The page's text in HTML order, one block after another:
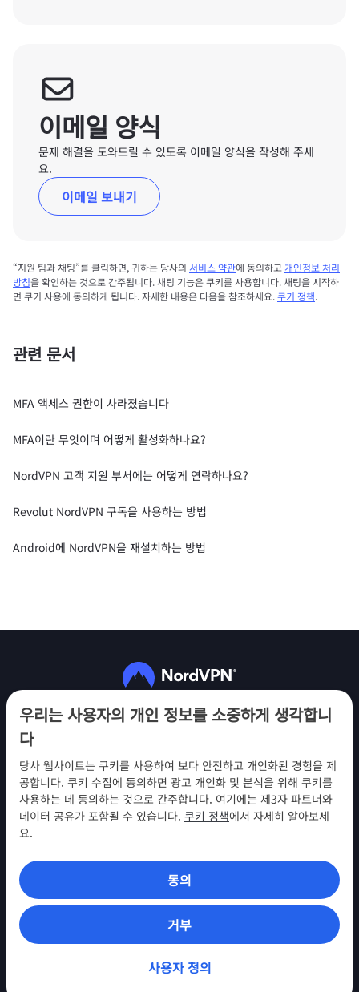
우리는 사용자의 개인 정보를 소중하게 생각합니
다
당사 웹사이트는 쿠키를 사용하여 보다 안전하고 개인화된 경험을 제
공합니다. 쿠키 수집에 동의하면 광고 개인화 및 분석을 위해 쿠키를
사용하는 데 동의하는 것으로 간주합니다. 여기에는 제3자 파트너와
데이터 공유가 포함될 수 있습니다. 쿠키 정책에서 자세히 알아보세
요.
동의
거부
사용자 정의
이메일 양식
문제 해결을 도와드릴 수 있도록 이메일 양식을 작성해 주세
요.
이메일 보내기
“지원 팀과 채팅”를 클릭하면, 귀하는 당사의 서비스 약관에 동의하고 개인정보 처리
방침을 확인하는 것으로 간주됩니다. 채팅 기능은 쿠키를 사용합니다. 채팅을 시작하
면 쿠키 사용에 동의하게 됩니다. 자세한 내용은 다음을 참조하세요.쿠키 정책.
관련 문서
MFA 액세스 권한이 사라졌습니다
MFA이란 무엇이며 어떻게 활성화하나요?
NordVPN 고객 지원 부서에는 어떻게 연락하나요?
Revolut NordVPN 구독을 사용하는 방법
Android에 NordVPN을 재설치하는 방법
NordVPN
참여
지원
찾아보기
VPN 앱
© 2026 Nord Security. All Rights Reserved (모든 권리 보유)